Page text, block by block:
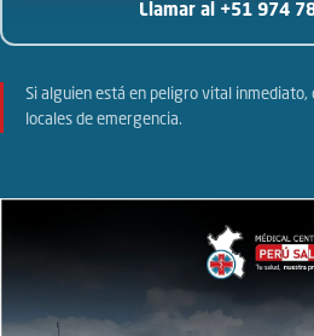
Llamar al +51 974
Si alguien está en peligro vital inmediato,
locales de emergencia.